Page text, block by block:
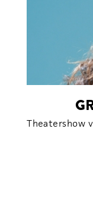
Theatershow